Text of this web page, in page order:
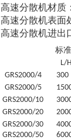
高速分散机材质
高速分散机表面
高速分散机进出
标
L/H
GRS2000/4 300
GRS2000/5
GRS2000/10
GRS2000/20 20
GRS2000/30 4
GRS2000/50 6